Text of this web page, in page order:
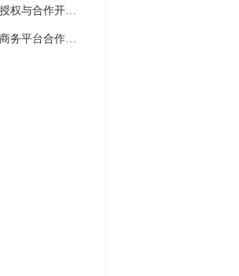
2025年度茶叶品牌授权与合作开发合同
2025年度跨境电子商务平台合作居间服务协议